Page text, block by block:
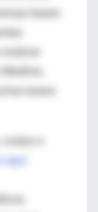
bases
e
aquí